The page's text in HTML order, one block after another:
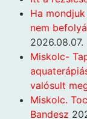
Ha
nem
2026.08.07.
Miskolc-
valósult
Miskolc.
Bandesz